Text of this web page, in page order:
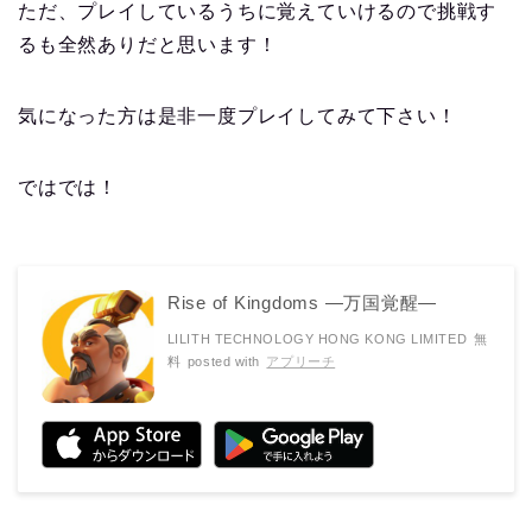
ただ、プレイしているうちに覚えていけるので挑戦す
るも全然ありだと思います！
気になった方は是非一度プレイしてみて下さい！
ではでは！
Rise of Kingdoms ―万国覚醒―
LILITH TECHNOLOGY HONG KONG LIMITED 無
料 posted with アプリーチ